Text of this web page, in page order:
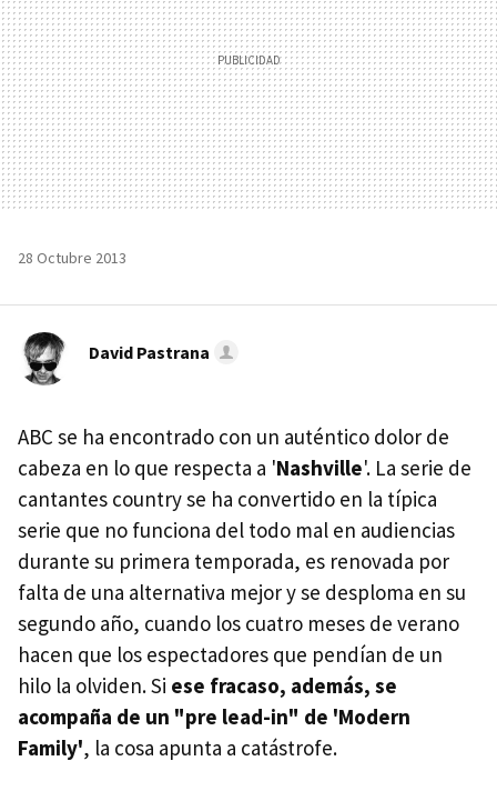
28 Octubre 2013
David Pastrana
ABC se ha encontrado con un auténtico dolor de
cabeza en lo que respecta a 'Nashville'. La serie de
cantantes country se ha convertido en la típica
serie que no funciona del todo mal en audiencias
durante su primera temporada, es renovada por
falta de una alternativa mejor y se desploma en su
segundo año, cuando los cuatro meses de verano
hacen que los espectadores que pendían de un
hilo la olviden. Si ese fracaso, además, se
acompaña de un "pre lead-in" de 'Modern
Family', la cosa apunta a catástrofe.